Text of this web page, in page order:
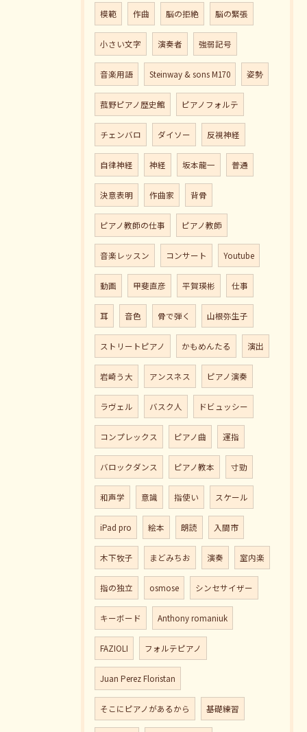
模範 作曲 脳の拒絶 脳の緊張
小さい文字 演奏者 強弱記号
音楽用語 Steinway & sons M170 姿勢
菰野ピアノ歴史館 ピアノフォルテ
チェンバロ ダイソー 反視神経
自律神経 神経 坂本龍一 普通
決意表明 作曲家 背骨
ピアノ教師の仕事 ピアノ教師
音楽レッスン コンサート Youtube
動画 甲斐直彦 平賀瑛彬 仕事
耳 音色 骨で弾く 山根弥生子
ストリートピアノ かもめんたる 演出
岩崎う大 アンスネス ピアノ演奏
ラヴェル バスク人 ドビュッシー
コンプレックス ピアノ曲 運指
バロックダンス ピアノ教本 寸勁
和声学 意識 指使い スケール
iPad pro 絵本 朗読 入間市
木下牧子 まどみちお 演奏 室内楽
指の独立 osmose シンセサイザー
キーボード Anthony romaniuk
FAZIOLI フォルテピアノ
Juan Perez Floristan
そこにピアノがあるから 基礎練習